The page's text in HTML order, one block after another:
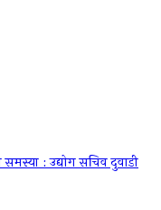
: उद्योग सचिव दुवाडी